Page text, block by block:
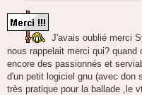
J'avais oublié merci
nous rappelait merci qui? quand
encore des passionnés et
d'un petit logiciel gnu (avec don
très pratique pour la ballade ,le